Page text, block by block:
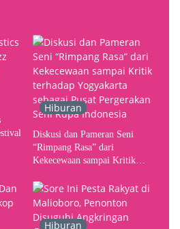
Hiburan
Diskusi dan Pameran Seni
“Rimpang Rasa” dari
Kekecewaan sampai Kritik
Pusat Pergerakan Seni Rupa
Indonesia
Hiburan